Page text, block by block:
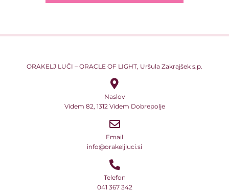
ORAKELJ LUČI – ORACLE OF LIGHT, Uršula Zakrajšek s.p.
Naslov
Videm 82, 1312 Videm Dobrepolje
Email
info@orakeljluci.si
Telefon
041 367 342